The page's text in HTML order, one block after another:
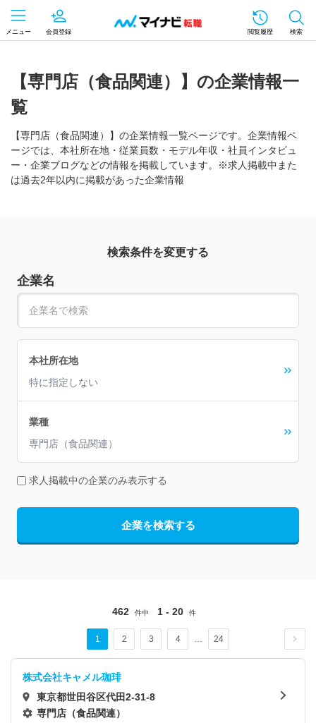
メニュー 会員登録 閲覧履歴 検索
【専門店（食品関連）】の企業情報一
覧
【専門店（食品関連）】の企業情報一覧ページです。企業情報ペ
ージでは、本社所在地・従業員数・モデル年収・社員インタビュ
ー・企業ブログなどの情報を掲載しています。※求人掲載中また
は過去2年以内に掲載があった企業情報
検索条件を変更する
企業名
本社所在地
特に指定しない
業種
専門店（食品関連）
求人掲載中の企業のみ表示する
企業を検索する
462 件中 1 - 20 件
1 2 3 4 … 24
株式会社キャメル珈琲
東京都世田谷区代田2-31-8
専門店（食品関連）